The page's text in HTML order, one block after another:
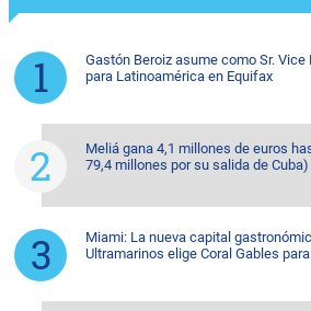
Gastón Beroiz asume como Sr.
para Latinoamérica en Equifax
Meliá gana 4,1 millones de euros
79,4 millones por su salida de Cuba)
Miami: La nueva capital
Ultramarinos elige Coral Gables